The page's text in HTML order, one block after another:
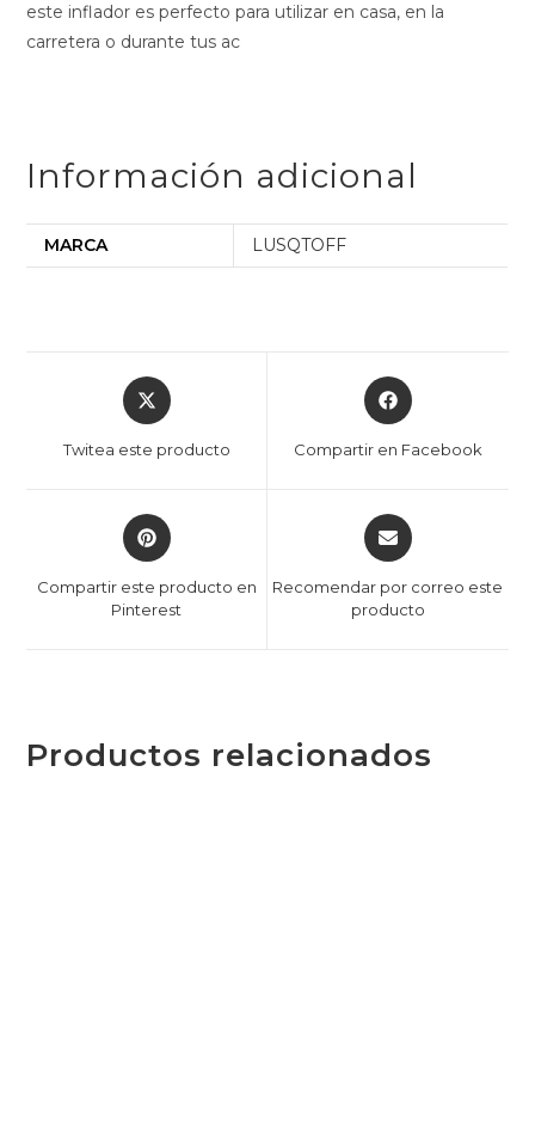
este inflador es perfecto para utilizar en casa, en la
carretera o durante tus ac
Información adicional
MARCA LUSQTOFF
Twitea este producto Compartir en Facebook
Compartir este producto en
Pinterest
Recomendar por correo este
producto
Productos relacionados